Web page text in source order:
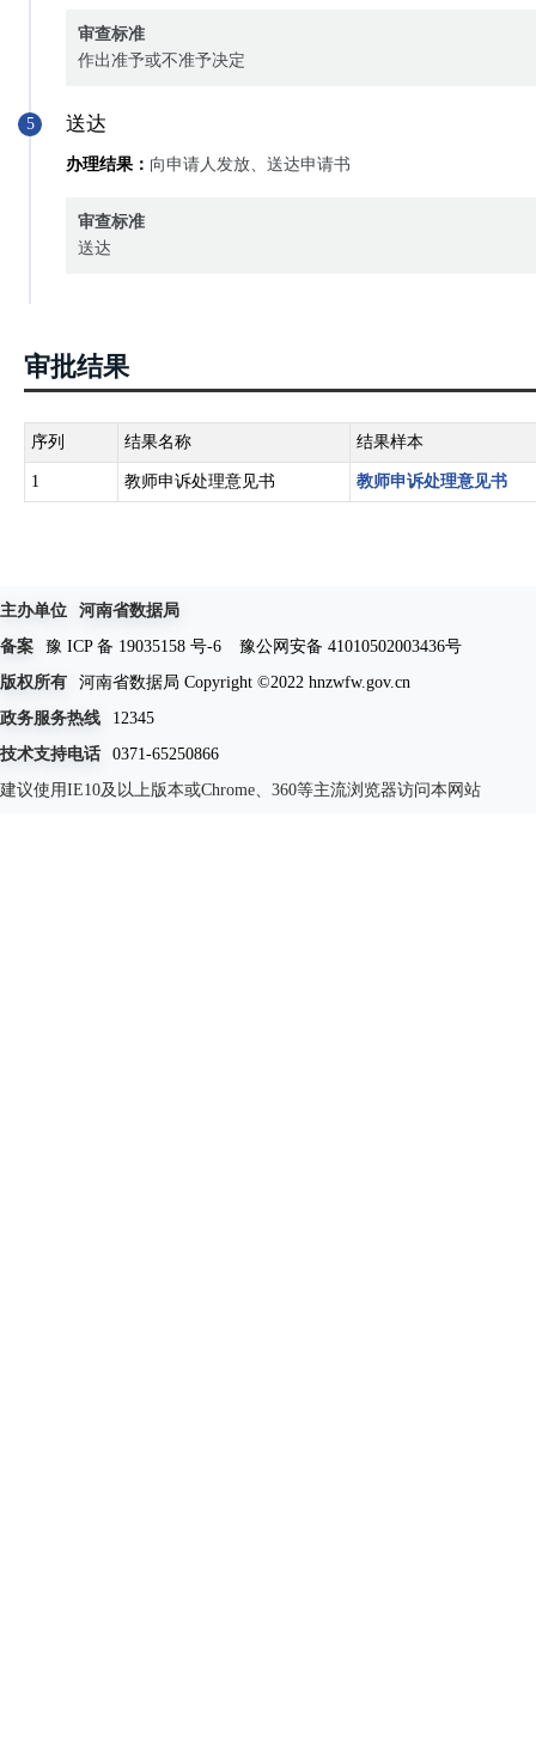
审查标准
作出准予或不准予决定
5 送达
办理结果： 向申请人发放、送达申请书
审查标准
送达
审批结果
序列 结果名称 结果样本
1 教师申诉处理意见书 教师申诉处理意见书
主办单位
河南省数据局
备案
豫 ICP 备 19035158 号-6
豫公网安备 41010502003436号
版权所有
河南省数据局 Copyright ©2022 hnzwfw.gov.cn
政务服务热线
12345
技术支持电话
0371-65250866
建议使用IE10及以上版本或Chrome、360等主流浏览器访问本网站